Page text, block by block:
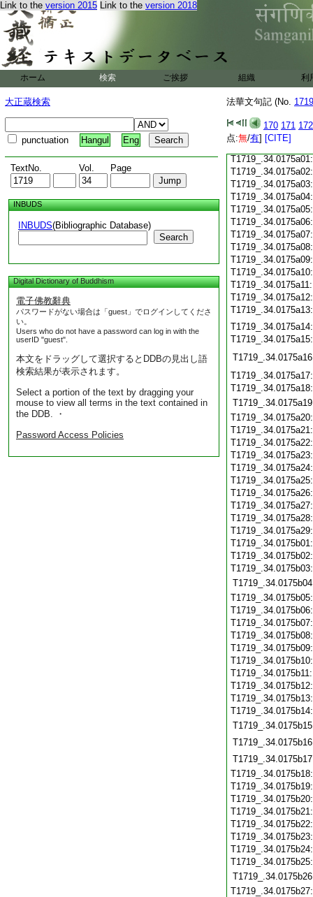
Link to the version 2015 Link to the version 2018
ホーム 検索 ご挨拶 組織 利
大正蔵検索
punctuation Hangul Eng
TextNo. Vol. Page
INBUDS
INBUDS(Bibliographic Database)
Search
Digital Dictionary of Buddhism
電子佛教辭典
パスワードがない場合は「guest」でログインしてくださ
い。
Users who do not have a password can log in with the
userID "guest".
本文をドラッグして選択するとDDBの見出し語
検索結果が表示されます。
Select a portion of the text by dragging your
mouse to view all terms in the text contained in
the DDB. ・
Password Access Policies
法華文句記 (No.
170 171 172
点:無/有] [CITE]